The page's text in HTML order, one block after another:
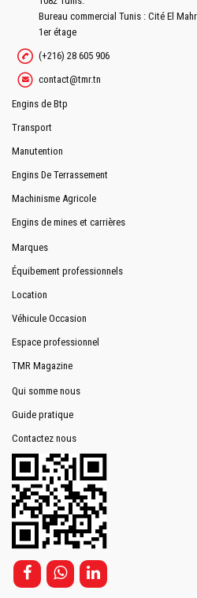
Bureau commercial Tunis : Cité El
1er étage
(+216) 28 605 906
contact@tmr.tn
Engins de Btp
Transport
Manutention
Engins De Terrassement
Machinisme Agricole
Engins de mines et carrières
Marques
Équibement professionnels
Location
Véhicule Occasion
Espace professionnel
TMR Magazine
Qui somme nous
Guide pratique
Contactez nous